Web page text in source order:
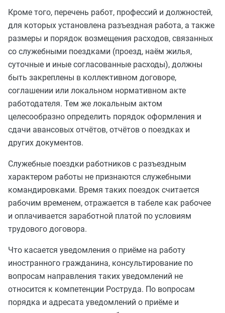
Кроме того, перечень работ, профессий и должностей,
для которых установлена разъездная работа, а также
размеры и порядок возмещения расходов, связанных
со служебными поездками (проезд, наём жилья,
суточные и иные согласованные расходы), должны
быть закреплены в коллективном договоре,
соглашении или локальном нормативном акте
работодателя. Тем же локальным актом
целесообразно определить порядок оформления и
сдачи авансовых отчётов, отчётов о поездках и
других документов.
Служебные поездки работников с разъездным
характером работы не признаются служебными
командировками. Время таких поездок считается
рабочим временем, отражается в табеле как рабочее
и оплачивается заработной платой по условиям
трудового договора.
Что касается уведомления о приёме на работу
иностранного гражданина, консультирование по
вопросам направления таких уведомлений не
относится к компетенции Роструда. По вопросам
порядка и адресата уведомлений о приёме и